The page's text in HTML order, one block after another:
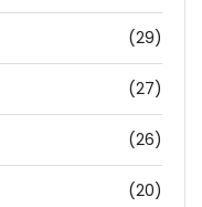
(29)
(27)
(26)
(20)